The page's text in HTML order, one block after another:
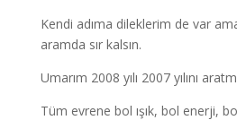
Kendi adıma dileklerim de var
aramda sır kalsın.
Umarım 2008 yılı 2007 yılını
Tüm evrene bol ışık, bol enerji,